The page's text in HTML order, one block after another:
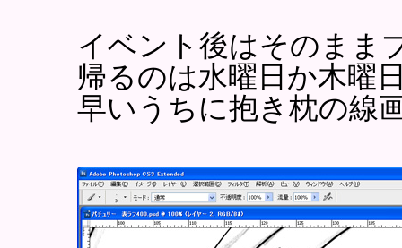
イベント後はそのまま
帰るのは水曜日か木曜
早いうちに抱き枕の線